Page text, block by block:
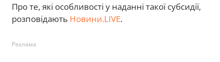
Про те, які особливості у наданні такої субсидії,
розповідають Новини.LIVE.
Реклама